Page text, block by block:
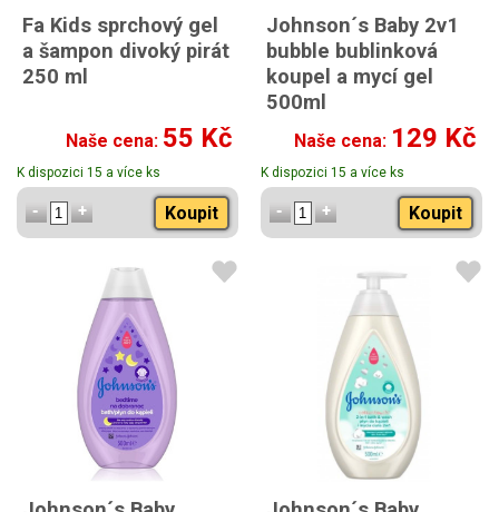
Fa Kids sprchový gel
a šampon divoký pirát
250 ml
Naše cena: 55 Kč
K dispozici 15 a více ks
Koupit
Johnson´s Baby 2v1
bubble bublinková
koupel a mycí gel
500ml
Naše cena: 129 Kč
K dispozici 15 a více ks
Koupit